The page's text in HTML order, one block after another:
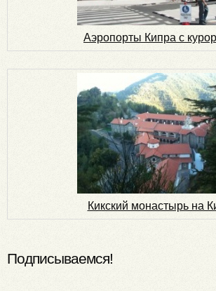
Аэропорты Кипра с
Кикский монастырь на
Подписываемся!